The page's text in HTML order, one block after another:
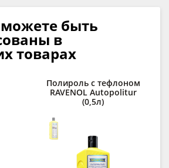
быть
в
товарах
Полироль с тефлоном
RAVENOL Autopolitur
(0,5л)